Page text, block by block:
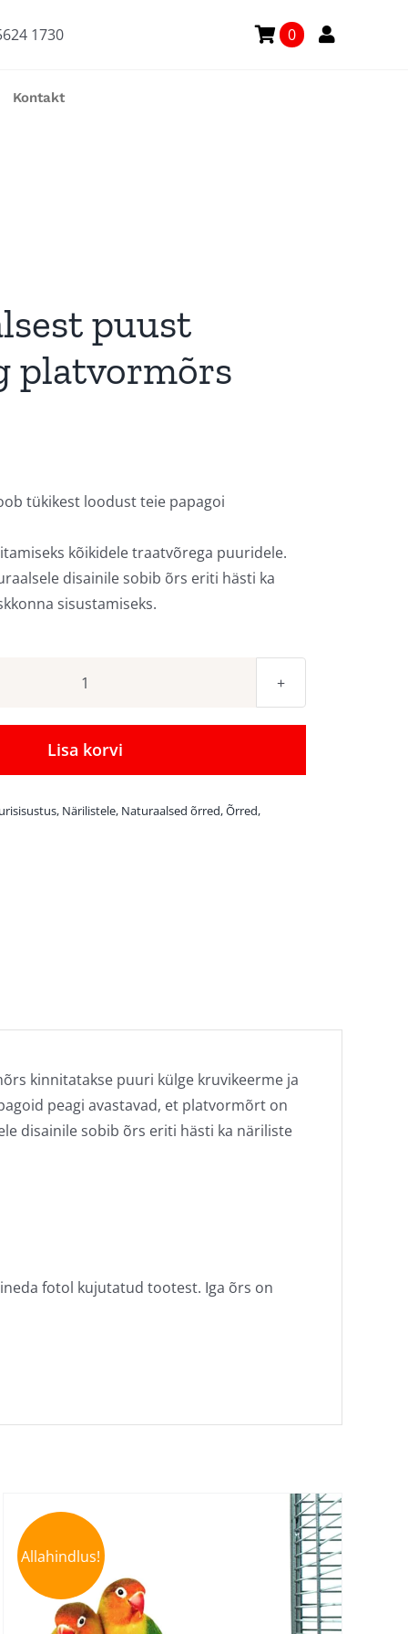
1730 0
Kontakt
puust
platvormõrs
tükikest loodust teie papagoi
kõikidele traatvõrega puuridele.
disainile sobib õrs eriti hästi ka
sisustamiseks.
Naturaalsest
poolring
platvormõrs
Lisa korvi
, Närilistele, Naturaalsed õrred,Õrred,
kinnitatakse puuri külge kruvikeerme ja
peagi avastavad, et platvormõrt on
disainile sobib õrs eriti hästi ka näriliste
fotol kujutatud tootest. Iga õrs on
Allahindlus!